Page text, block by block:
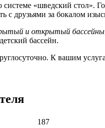
системе «шведский
с друзьями за бокалом
и открытый бассейны
бассейн.
К вашим
187